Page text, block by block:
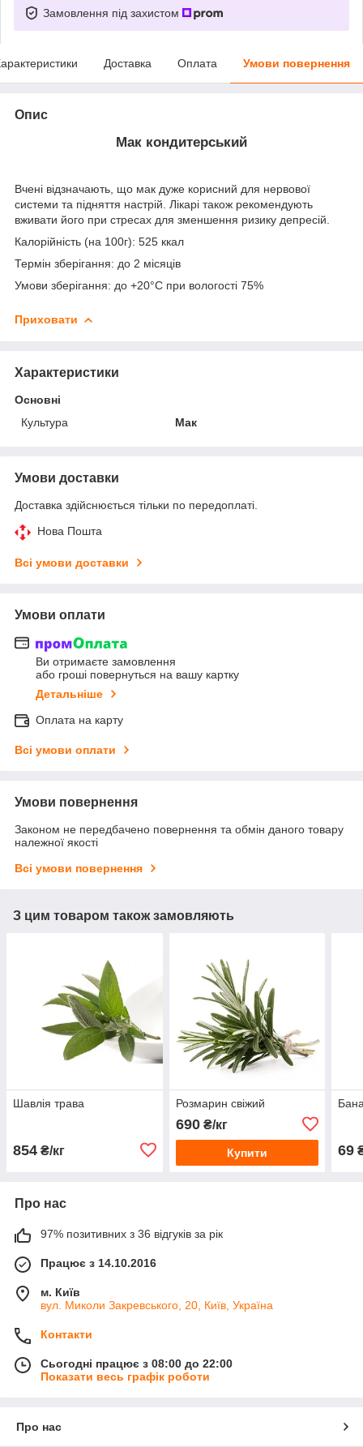
Замовлення під захистом
Доставка Оплата Умови повернення
Опис
Мак кондитерський
Вчені відзначають, що мак дуже корисний для нервової
системи та підняття настрій. Лікарі також рекомендують
вживати його при стресах для зменшення ризику депресій.
Калорійність (на 100г): 525 ккал
Термін зберігання: до 2 місяців
Умови зберігання: до +20°C при вологості 75%
Приховати
Характеристики
Основні
Культура
Мак
Умови доставки
Доставка здійснюється тільки по передоплаті.
Нова Пошта
Всі умови доставки
Умови оплати
Ви отримаєте замовлення
або гроші повернуться на вашу картку
Детальніше
Оплата на карту
Всі умови оплати
Умови повернення
Законом не передбачено повернення та обмін даного товару
належної якості
Всі умови повернення
З цим товаром також замовляють
Шавлія трава
854 ₴/кг
Розмарин свіжий
690₴/кг
Купити 69
Про нас
97% позитивних з 36 відгуків за рік
Працює з 14.10.2016
м. Київ
вул. Миколи Закревського, 20, Київ, Україна
Контакти
Сьогодні працює з 08:00 до 22:00
Показати весь графік роботи
Про нас